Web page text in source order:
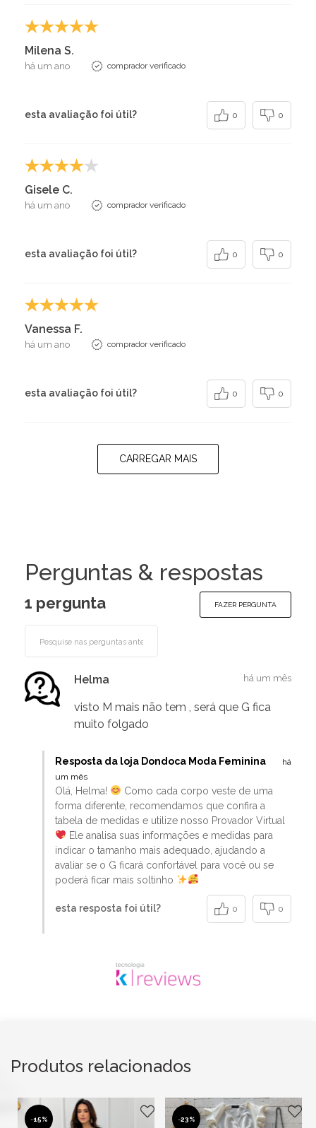
Milena S.
há um ano comprador verificado
esta avaliação foi útil? 0 0
Gisele C.
há um ano comprador verificado
esta avaliação foi útil? 0 0
Vanessa F.
há um ano comprador verificado
esta avaliação foi útil? 0 0
CARREGAR MAIS
Perguntas & respostas
1 pergunta FAZER PERGUNTA
Helma há um mês
visto M mais não tem , será que G fica
muito folgado
Resposta da loja Dondoca Moda Feminina
há
um mês
Olá, Helma!
Como cada corpo veste de uma
forma diferente, recomendamos que confira a
tabela de medidas e utilize nosso Provador Virtual
Ele analisa suas informações e medidas para
indicar o tamanho mais adequado, ajudando a
avaliar se o G ficará confortável para você ou se
poderá ficar mais soltinho
esta resposta foi útil? 0 0
Produtos relacionados
-15% -23%